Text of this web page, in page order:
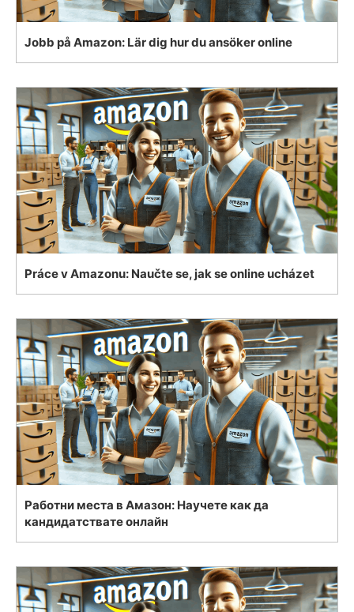
Jobb på Amazon: Lär dig hur du ansöker online
Práce v Amazonu: Naučte se, jak se online ucházet
Работни места в Амазон: Научете как да
кандидатствате онлайн